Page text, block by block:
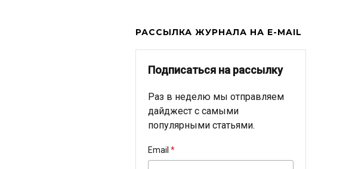
РАССЫЛКА ЖУРНАЛА НА E-MAIL
Подписаться на рассылку
Раз в неделю мы отправляем
дайджест с самыми
популярными статьями.
Email